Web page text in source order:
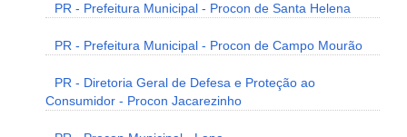
PR - Prefeitura Municipal - Procon de Santa Helena
PR - Prefeitura Municipal - Procon de Campo Mourão
PR - Diretoria Geral de Defesa e Proteção ao
Consumidor - Procon Jacarezinho